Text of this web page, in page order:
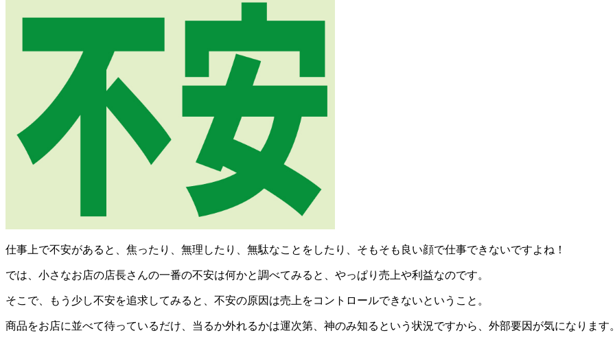
仕事上で不安があると、焦ったり、無理したり、無駄なことをしたり、そもそも良い顔で仕事できないですよね！
では、小さなお店の店長さんの一番の不安は何かと調べてみると、やっぱり売上や利益なのです。
そこで、もう少し不安を追求してみると、不安の原因は売上をコントロールできないということ。
商品をお店に並べて待っているだけ、当るか外れるかは運次第、神のみ知るという状況ですから、外部要因が気になります